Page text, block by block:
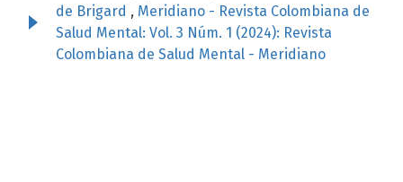
de Brigard , Meridiano - Revista Colombiana de
Salud Mental: Vol. 3 Núm. 1 (2024): Revista
Colombiana de Salud Mental - Meridiano